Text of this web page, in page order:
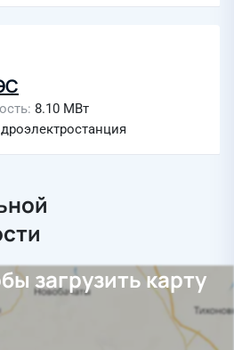
8.10 МВт
загрузить карту